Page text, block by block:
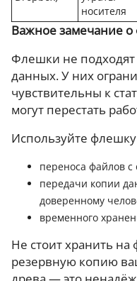
носителя
Важное замечание
Флешки не подходят
данных. У них
чувствительны к
могут перестать
Используйте
переноса файлов с
передачи копии
доверенному
временного
Не стоит хранить
резервную копию